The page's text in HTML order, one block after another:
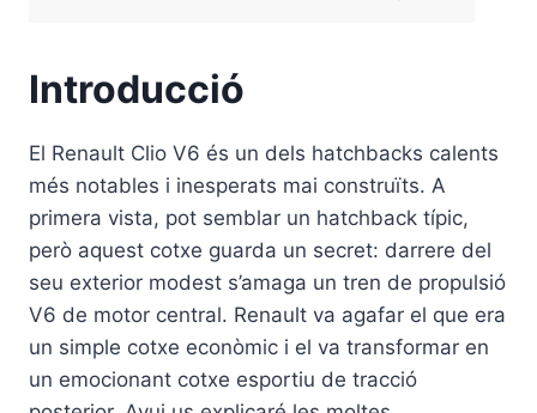
Introducció
El Renault Clio V6 és un dels hatchbacks calents
més notables i inesperats mai construïts. A
primera vista, pot semblar un hatchback típic,
però aquest cotxe guarda un secret: darrere del
seu exterior modest s’amaga un tren de propulsió
V6 de motor central. Renault va agafar el que era
un simple cotxe econòmic i el va transformar en
un emocionant cotxe esportiu de tracció